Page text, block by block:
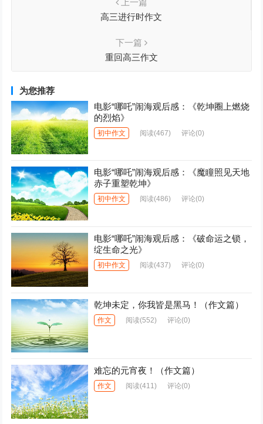
高三进行时作文
下一篇
重回高三作文
为您推荐
电影“哪吒”闹海观后感：《乾坤圈上燃烧
的烈焰》
初中作文 阅读(467) 评论(0)
电影“哪吒”闹海观后感：《魔瞳照见天地
赤子重塑乾坤》
初中作文 阅读(486) 评论(0)
电影“哪吒”闹海观后感：《破命运之锁，
绽生命之光》
初中作文 阅读(437) 评论(0)
乾坤未定，你我皆是黑马！（作文篇）
作文 阅读(552) 评论(0)
难忘的元宵夜！（作文篇）
作文 阅读(411) 评论(0)